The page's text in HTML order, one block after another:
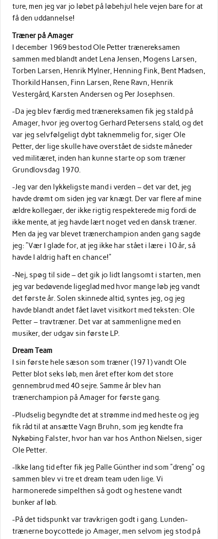
ture, men jeg var jo løbet på løbehjul hele vejen bare for at
få den uddannelse!
Træner på Amager
I december 1969 bestod Ole Petter trænereksamen
sammen med blandt andet Lena Jensen, Mogens Larsen,
Torben Larsen, Henrik Mylner, Henning Fink, Bent Madsen,
Thorkild Hansen, Finn Larsen, Rene Ravn, Henrik
Vestergård, Karsten Andersen og Per Josephsen.
-Da jeg blev færdig med trænereksamen fik jeg stald på
Amager, hvor jeg overtog Gerhard Petersens stald, og det
var jeg selvfølgeligt dybt taknemmelig for, siger Ole
Petter, der lige skulle have overstået de sidste måneder
ved militæret, inden han kunne starte op som træner
Grundlovsdag 1970.
-Jeg var den lykkeligste mand i verden – det var det, jeg
havde drømt om siden jeg var knægt. Der var flere af mine
ældre kollegaer, der ikke rigtig respekterede mig fordi de
ikke mente, at jeg havde lært noget ved en dansk træner.
Men da jeg var blevet trænerchampion anden gang sagde
jeg: ”Vær I glade for, at jeg ikke har stået i lære i 10 år, så
havde I aldrig haft en chance!”
-Nej, spøg til side – det gik jo lidt langsomt i starten, men
jeg var bedøvende ligeglad med hvor mange løb jeg vandt
det første år. Solen skinnede altid, syntes jeg, og jeg
havde blandt andet fået lavet visitkort med teksten: Ole
Petter – travtræner. Det var at sammenligne med en
musiker, der udgav sin første LP.
Dream Team
I sin første hele sæson som træner (1971) vandt Ole
Petter blot seks løb, men året efter kom det store
gennembrud med 40 sejre. Samme år blev han
trænerchampion på Amager for første gang.
-Pludselig begyndte det at strømme ind med heste og jeg
fik råd til at ansætte Vagn Bruhn, som jeg kendte fra
Nykøbing Falster, hvor han var hos Anthon Nielsen, siger
Ole Petter.
-Ikke lang tid efter fik jeg Palle Günther ind som ”dreng” og
sammen blev vi tre et dream team uden lige. Vi
harmonerede simpelthen så godt og hestene vandt
bunker af løb.
-På det tidspunkt var travkrigen godt i gang. Lunden-
trænerne boycottede jo Amager, men selvom jeg stod på